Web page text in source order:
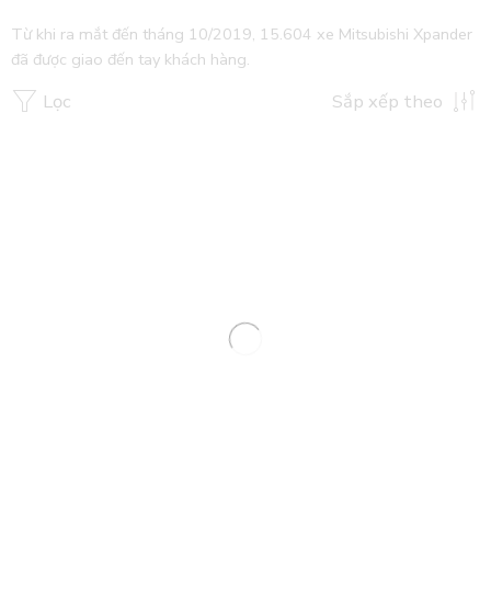
Từ khi ra mắt đến tháng 10/2019, 15.604 xe Mitsubishi Xpander
đã được giao đến tay khách hàng.
Lọc Sắp xếp theo